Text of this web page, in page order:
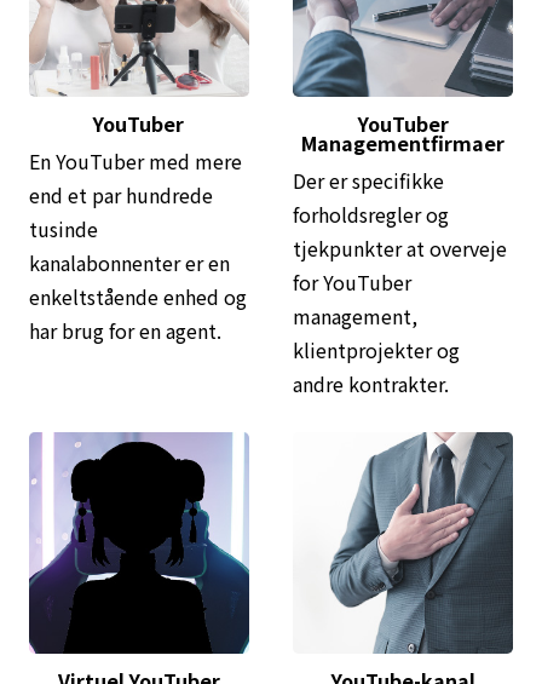
YouTuber
En YouTuber med mere
end et par hundrede
tusinde
kanalabonnenter er en
enkeltstående enhed og
har brug for en agent.
YouTuber
Managementfirmaer
Der er specifikke
forholdsregler og
tjekpunkter at overveje
for YouTuber
management,
klientprojekter og
andre kontrakter.